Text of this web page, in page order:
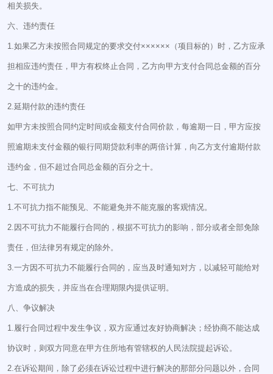
相关损失。
六、违约责任
1.如果乙方未按照合同规定的要求交付××××××（项目标的）时，乙方应承
担相应违约责任，甲方有权终止合同，乙方向甲方支付合同总金额的百分
之十的违约金。
2.延期付款的违约责任
如甲方未按照合同约定时间或金额支付合同价款，每逾期一日，甲方应按
照逾期未支付金额的银行同期贷款利率的两倍计算，向乙方支付逾期付款
违约金，但不超过合同总金额的百分之十。
七、不可抗力
1.不可抗力指不能预见、不能避免并不能克服的客观情况。
2.因不可抗力不能履行合同的，根据不可抗力的影响，部分或者全部免除
责任，但法律另有规定的除外。
3.一方因不可抗力不能履行合同的，应当及时通知对方，以减轻可能给对
方造成的损失，并应当在合理期限内提供证明。
八、争议解决
1.履行合同过程中发生争议，双方应通过友好协商解决；经协商不能达成
协议时，则双方同意在甲方住所地有管辖权的人民法院提起诉讼。
2.在诉讼期间，除了必须在诉讼过程中进行解决的那部分问题以外，合同